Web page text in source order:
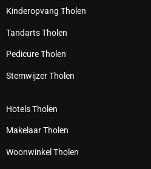
Kinderopvang Tholen
Tandarts Tholen
Pedicure Tholen
Stemwijzer Tholen
Hotels Tholen
Makelaar Tholen
Woonwinkel Tholen